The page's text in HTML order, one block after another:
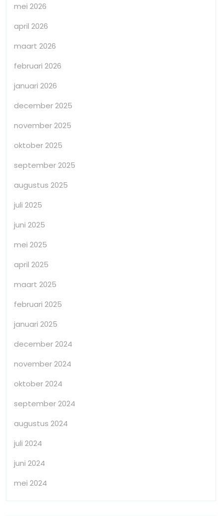
mei 2026
april 2026
maart 2026
februari 2026
januari 2026
december 2025
november 2025
oktober 2025
september 2025
augustus 2025
juli 2025
juni 2025
mei 2025
april 2025
maart 2025
februari 2025
januari 2025
december 2024
november 2024
oktober 2024
september 2024
augustus 2024
juli 2024
juni 2024
mei 2024